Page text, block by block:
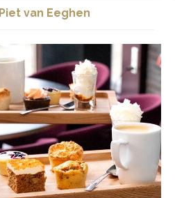
Piet van Eeghen